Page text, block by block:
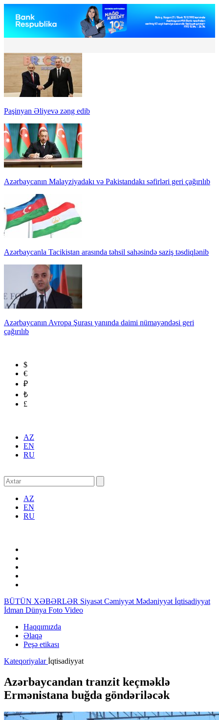
Paşinyan Əliyevə zəng edib
Azərbaycanın Malayziyadakı və Pakistandakı səfirləri geri çağırılıb
Azərbaycanla Tacikistan arasında təhsil sahəsində saziş təsdiqlənib
Azərbaycanın Avropa Şurası yanında daimi nümayəndəsi geri
çağırılıb
$
€
₽
₺
£
AZ
EN
RU
AZ
EN
RU
BÜTÜN XƏBƏRLƏR Siyasət Cəmiyyət Mədəniyyət İqtisadiyyat
İdman Dünya Foto Video
Haqqımızda
Əlaqə
Peşə etikası
Kateqoriyalarİqtisadiyyat
Azərbaycandan tranzit keçməklə
Ermənistana buğda göndəriləcək